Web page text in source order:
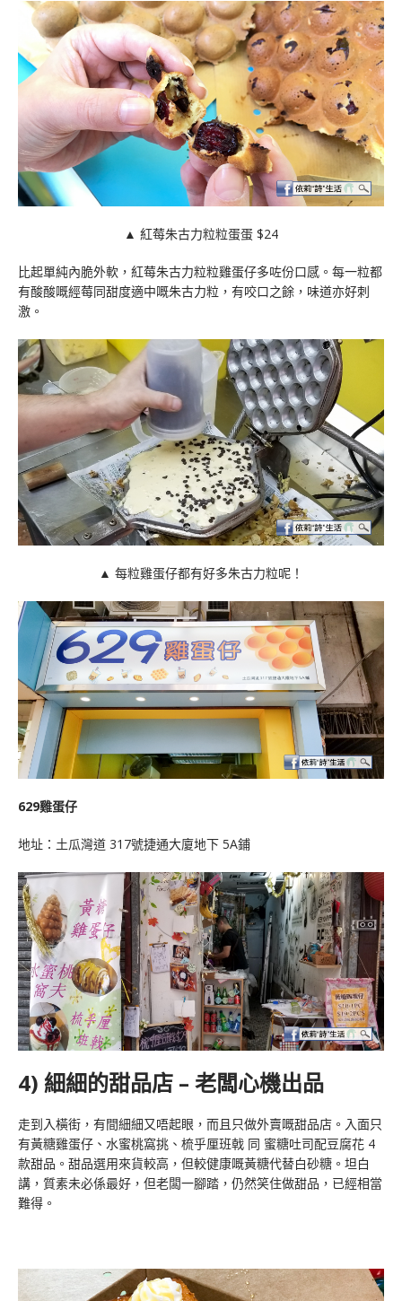
▲ 紅莓朱古力粒粒蛋蛋 $24
比起單純內脆外軟，紅莓朱古力粒粒雞蛋仔多咗份口感。每一粒都
有酸酸嘅經莓同甜度適中嘅朱古力粒，有咬口之餘，味道亦好刺
激。
▲ 每粒雞蛋仔都有好多朱古力粒呢！
629雞蛋仔
地址：土瓜灣道 317號捷通大廈地下 5A鋪
4) 細細的甜品店 – 老闆心機出品
走到入橫街，有間細細又唔起眼，而且只做外賣嘅甜品店。入面只
有黃糖雞蛋仔、水蜜桃窩挑、梳乎厘班戟 同 蜜糖吐司配豆腐花 4
款甜品。甜品選用來貨較高，但較健康嘅黃糖代替白砂糖。坦白
講，質素未必係最好，但老闆一腳踏，仍然笑住做甜品，已經相當
難得。